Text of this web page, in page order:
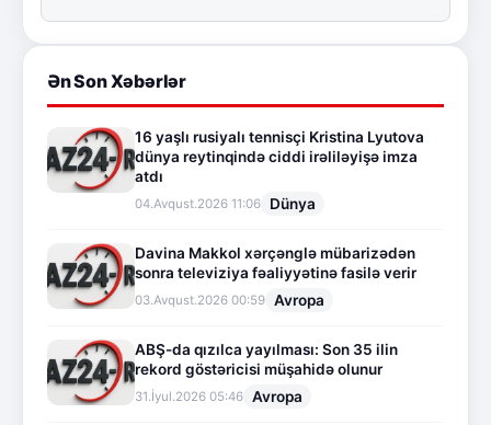
Ən Son Xəbərlər
16 yaşlı rusiyalı tennisçi Kristina Lyutova
dünya reytinqində ciddi irəliləyişə imza
atdı
04.Avqust.2026 11:06 Dünya
Davina Makkol xərçənglə mübarizədən
sonra televiziya fəaliyyətinə fasilə verir
03.Avqust.2026 00:59 Avropa
ABŞ-da qızılca yayılması: Son 35 ilin
rekord göstəricisi müşahidə olunur
31.İyul.2026 05:46 Avropa